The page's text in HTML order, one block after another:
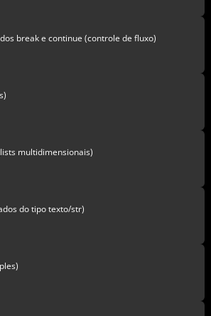
break e continue (controle de fluxo)
multidimensionais)
do tipo texto/str)